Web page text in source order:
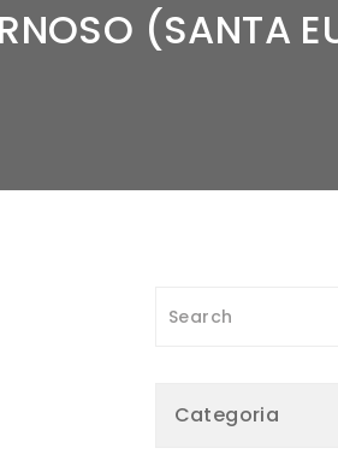
(SANTA
Categoria